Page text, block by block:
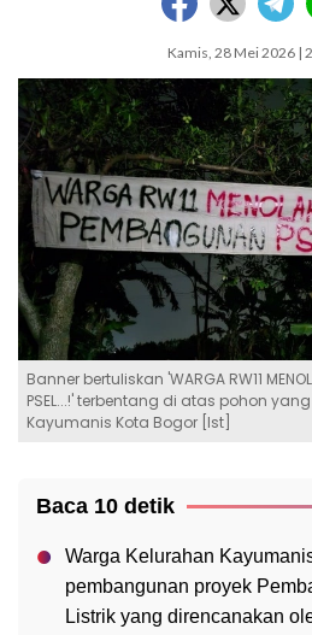
Kamis, 28 Mei 2026 |
Banner bertuliskan 'WARGA RW11
PSEL...!' terbentang di atas pohon
Kayumanis Kota Bogor [Ist]
Baca 10 detik
Warga Kelurahan
pembangunan proyek
Listrik yang direncanakan